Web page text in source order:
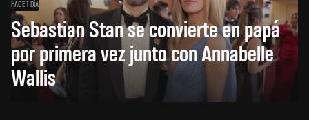
HACE 1 DÍA
Sebastian Stan se convierte en papá
por primera vez junto con Annabelle
Wallis